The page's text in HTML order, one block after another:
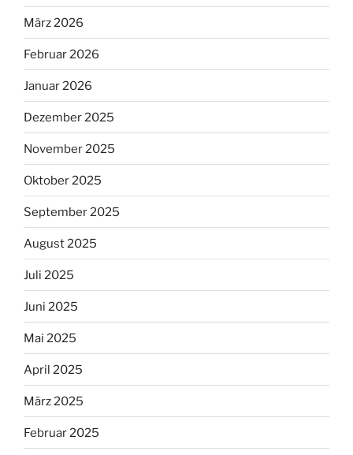
März 2026
Februar 2026
Januar 2026
Dezember 2025
November 2025
Oktober 2025
September 2025
August 2025
Juli 2025
Juni 2025
Mai 2025
April 2025
März 2025
Februar 2025